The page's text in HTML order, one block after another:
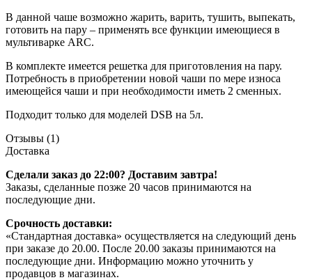
В данной чаше возможно жарить, варить, тушить, выпекать,
готовить на пару – применять все функции имеющиеся в
мультиварке ARC.
В комплекте имеется решетка для приготовления на пару.
Потребность в приобретении новой чаши по мере износа
имеющейся чаши и при необходимости иметь 2 сменных.
Подходит только для моделей DSB на 5л.
Отзывы (1)
Доставка
Сделали заказ до 22:00? Доставим завтра!
Заказы, сделанные позже 20 часов принимаются на
последующие дни.
Срочность доставки:
«Стандартная доставка» осуществляется на следующий день
при заказе до 20.00. После 20.00 заказы принимаются на
последующие дни. Информацию можно уточнить у
продавцов в магазинах.